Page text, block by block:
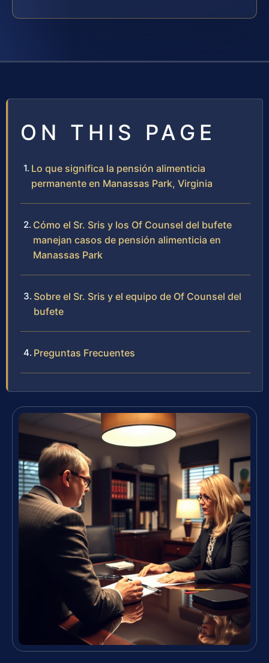
ON THIS PAGE
Lo que significa la pensión alimenticia
permanente en Manassas Park, Virginia
Cómo el Sr. Sris y los Of Counsel del bufete
manejan casos de pensión alimenticia en
Manassas Park
Sobre el Sr. Sris y el equipo de Of Counsel del
bufete
Preguntas Frecuentes